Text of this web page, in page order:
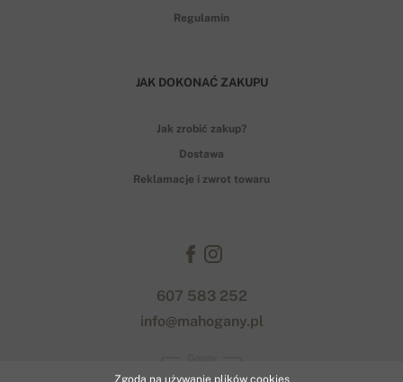
Regulamin
JAK DOKONAĆ ZAKUPU
Jak zrobić zakup?
Dostawa
Reklamacje i zwrot towaru
607 583 252
info@mahogany.pl
Zgoda na używanie plików cookies